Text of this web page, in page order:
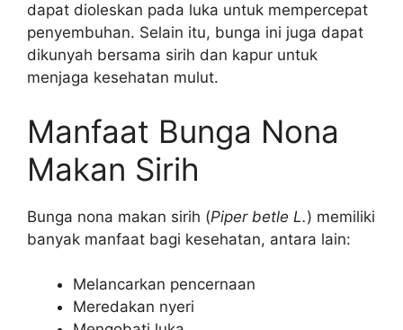
dapat dioleskan pada luka untuk mempercepat
penyembuhan. Selain itu, bunga ini juga dapat
dikunyah bersama sirih dan kapur untuk
menjaga kesehatan mulut.
Manfaat Bunga Nona
Makan Sirih
Bunga nona makan sirih (Piper betle L.) memiliki
banyak manfaat bagi kesehatan, antara lain:
Melancarkan pencernaan
Meredakan nyeri